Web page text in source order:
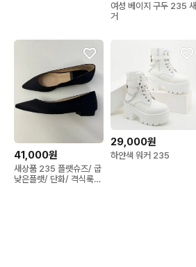
여성 베이지 구두 235 새
거
41,000원
새상품 235 플랫슈즈/ 굽
낮은플랫/ 단화/ 격식룩/
29,000원
하얀색 워커 235